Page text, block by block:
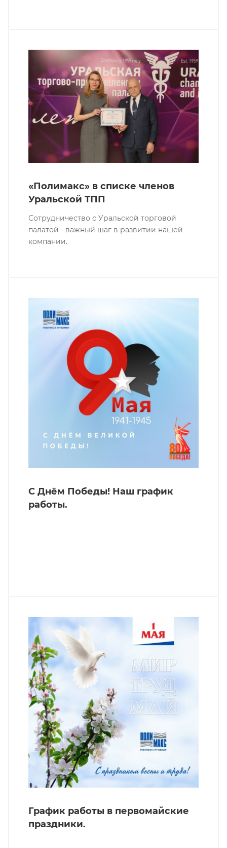
«Полимакс» в списке членов
Уральской ТПП
Сотрудничество с Уральской торговой
палатой - важный шаг в развитии нашей
компании.
С Днём Победы! Наш график
работы.
График работы в первомайские
праздники.